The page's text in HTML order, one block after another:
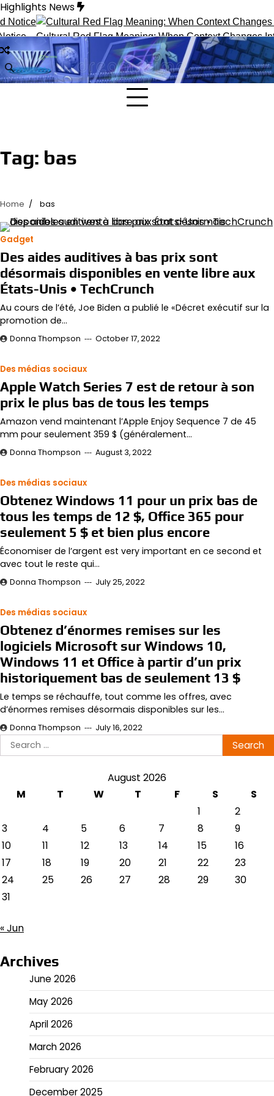
Skip
to
content
Highlights News
Cultural Red Flag Meaning: When Context Changes
Tag: bas
Home bas
Gadget
Des aides auditives à bas prix sont
désormais disponibles en vente libre aux
États-Unis • TechCrunch
Au cours de l’été, Joe Biden a publié le «Décret exécutif sur la
promotion de…
Donna Thompson October 17, 2022
Des médias sociaux
Apple Watch Series 7 est de retour à son
prix le plus bas de tous les temps
Amazon vend maintenant l’Apple Enjoy Sequence 7 de 45
mm pour seulement 359 $ (généralement…
Donna Thompson August 3, 2022
Des médias sociaux
Obtenez Windows 11 pour un prix bas de
tous les temps de 12 $, Office 365 pour
seulement 5 $ et bien plus encore
Économiser de l’argent est very important en ce second et
avec tout le reste qui…
Donna Thompson July 25, 2022
Des médias sociaux
Obtenez d’énormes remises sur les
logiciels Microsoft sur Windows 10,
Windows 11 et Office à partir d’un prix
historiquement bas de seulement 13 $
Le temps se réchauffe, tout comme les offres, avec
d’énormes remises désormais disponibles sur les…
Donna Thompson July 16, 2022
Search
for:
August 2026
M
T W T F S
S
1
2
3
4 5 6 7 8
9
10
11 12 13 14 15
16
17
18 19 20 21 22
23
24
25 26 27 28 29
30
31
« Jun
Archives
June 2026
May 2026
April 2026
March 2026
February 2026
December 2025